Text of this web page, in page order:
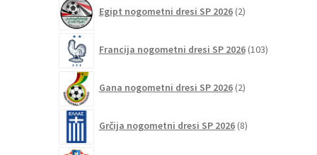
Egipt nogometni dresi SP 2026 2izdelka
Francija nogometni dresi SP 2026 103izdelki
Gana nogometni dresi SP 2026 2izdelka
Grčija nogometni dresi SP 2026 8izdelkov